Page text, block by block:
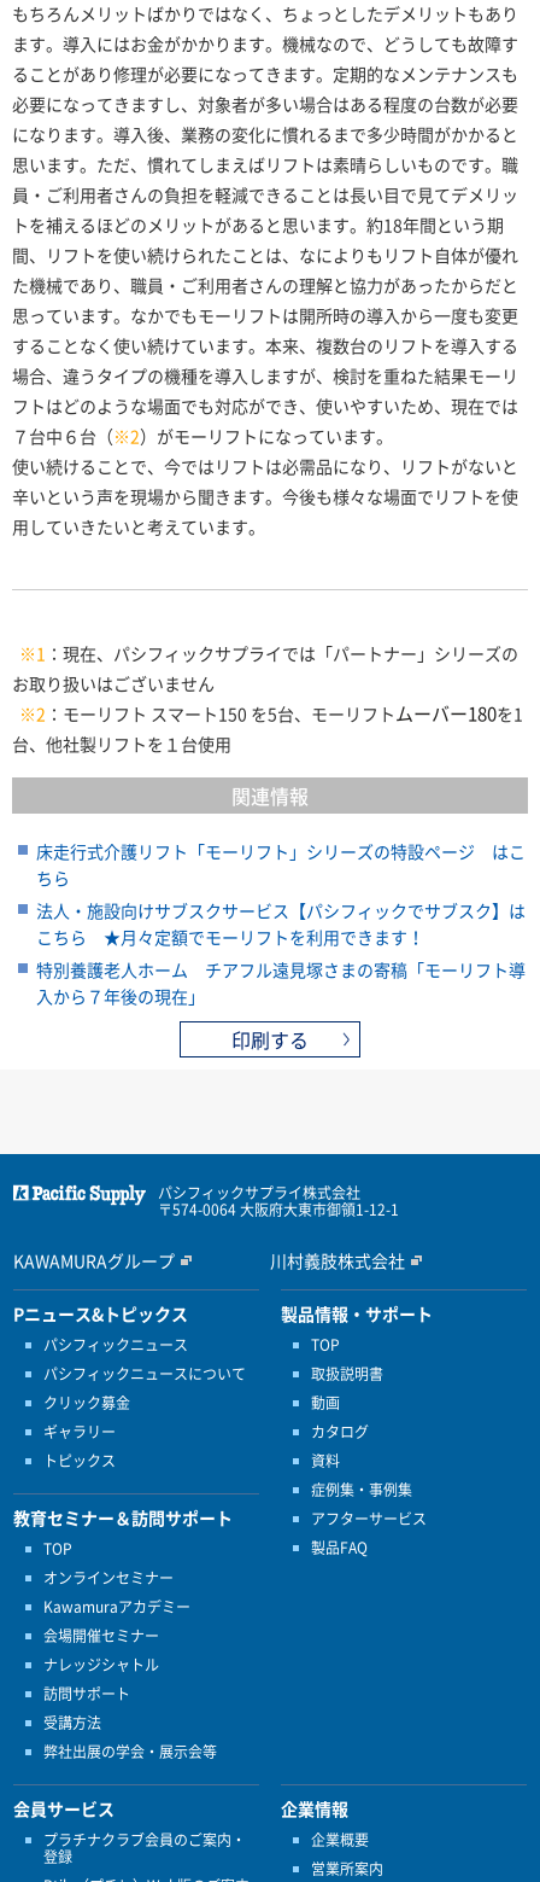
もちろんメリットばかりではなく、ちょっとしたデメリットもあり
ます。導入にはお金がかかります。機械なので、どうしても故障す
ることがあり修理が必要になってきます。定期的なメンテナンスも
必要になってきますし、対象者が多い場合はある程度の台数が必要
になります。導入後、業務の変化に慣れるまで多少時間がかかると
思います。ただ、慣れてしまえばリフトは素晴らしいものです。職
員・ご利用者さんの負担を軽減できることは長い目で見てデメリッ
トを補えるほどのメリットがあると思います。約18年間という期
間、リフトを使い続けられたことは、なによりもリフト自体が優れ
た機械であり、職員・ご利用者さんの理解と協力があったからだと
思っています。なかでもモーリフトは開所時の導入から一度も変更
することなく使い続けています。本来、複数台のリフトを導入する
場合、違うタイプの機種を導入しますが、検討を重ねた結果モーリ
フトはどのような場面でも対応ができ、使いやすいため、現在では
７台中６台（※2）がモーリフトになっています。
使い続けることで、今ではリフトは必需品になり、リフトがないと
辛いという声を現場から聞きます。今後も様々な場面でリフトを使
用していきたいと考えています。
※1 ：現在、パシフィックサプライでは「パートナー」シリーズの
お取り扱いはございません
※2 ：モーリフト スマート150 を5台、モーリフトムーバー180を1
台、他社製リフトを１台使用
関連情報
床走行式介護リフト「モーリフト」シリーズの特設ページ はこ
ちら
法人・施設向けサブスクサービス【パシフィックでサブスク】は
こちら ★月々定額でモーリフトを利用できます！
特別養護老人ホーム チアフル遠見塚さまの寄稿「モーリフト導
入から７年後の現在」
印刷する
パシフィックサプライ株式会社
〒574-0064 大阪府大東市御領1-12-1
KAWAMURAグループ 川村義肢株式会社
Pニュース&トピックス
パシフィックニュース
パシフィックニュースについて
クリック募金
ギャラリー
トピックス
教育セミナー＆訪問サポート
TOP
オンラインセミナー
Kawamuraアカデミー
会場開催セミナー
ナレッジシャトル
訪問サポート
受講方法
弊社出展の学会・展示会等
製品情報・サポート
TOP
取扱説明書
動画
カタログ
資料
症例集・事例集
アフターサービス
製品FAQ
会員サービス
プラチナクラブ会員のご案内・
登録
企業情報
企業概要
営業所案内